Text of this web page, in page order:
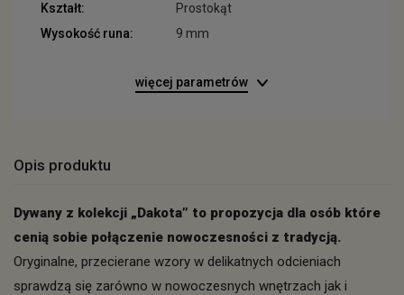
Kształt:
Prostokąt
Wysokość runa:
9 mm
więcej parametrów
Opis produktu
Dywany z kolekcji „Dakota” to propozycja dla osób które
cenią sobie połączenie nowoczesności z tradycją.
Oryginalne, przecierane wzory w delikatnych odcieniach
sprawdzą się zarówno w nowoczesnych wnętrzach jak i